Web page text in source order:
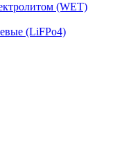
(WET)
(LiFPo4)